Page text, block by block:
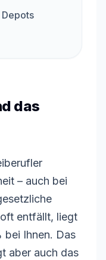
das
– auch bei
entfällt, liegt
bei Ihnen. Das
aber auch das